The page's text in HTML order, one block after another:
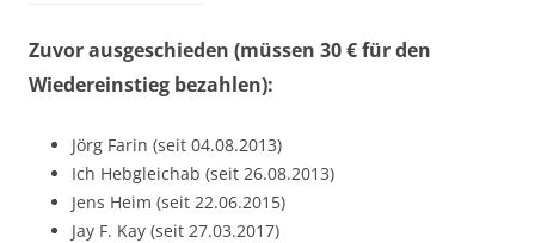
Zuvor ausgeschieden (müssen 30 € für den
Wiedereinstieg bezahlen):
Jörg Farin (seit 04.08.2013)
Ich Hebgleichab (seit 26.08.2013)
Jens Heim (seit 22.06.2015)
Jay F. Kay (seit 27.03.2017)